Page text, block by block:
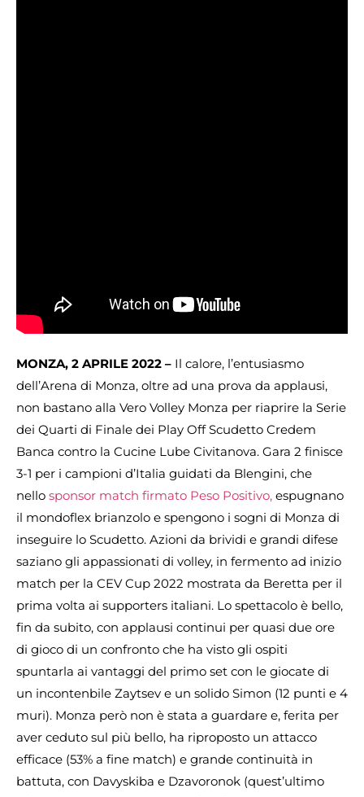
MONZA, 2 APRILE 2022 – Il calore, l’entusiasmo
dell’Arena di Monza, oltre ad una prova da applausi,
non bastano alla Vero Volley Monza per riaprire la Serie
dei Quarti di Finale dei Play Off Scudetto Credem
Banca contro la Cucine Lube Civitanova. Gara 2 finisce
3-1 per i campioni d’Italia guidati da Blengini, che
nello sponsor match firmato Peso Positivo, espugnano
il mondoflex brianzolo e spengono i sogni di Monza di
inseguire lo Scudetto. Azioni da brividi e grandi difese
saziano gli appassionati di volley, in fermento ad inizio
match per la CEV Cup 2022 mostrata da Beretta per il
prima volta ai supporters italiani. Lo spettacolo è bello,
fin da subito, con applausi continui per quasi due ore
di gioco di un confronto che ha visto gli ospiti
spuntarla ai vantaggi del primo set con le giocate di
un incontenbile Zaytsev e un solido Simon (12 punti e 4
muri). Monza però non è stata a guardare e, ferita per
aver ceduto sul più bello, ha riproposto un attacco
efficace (53% a fine match) e grande continuità in
battuta, con Davyskiba e Dzavoronok (quest’ultimo